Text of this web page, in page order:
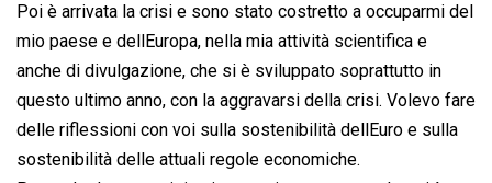
Poi è arrivata la crisi e sono stato costretto a occuparmi del
mio paese e dellEuropa, nella mia attività scientifica e
anche di divulgazione, che si è sviluppato soprattutto in
questo ultimo anno, con la aggravarsi della crisi. Volevo fare
delle riflessioni con voi sulla sostenibilità dellEuro e sulla
sostenibilità delle attuali regole economiche.